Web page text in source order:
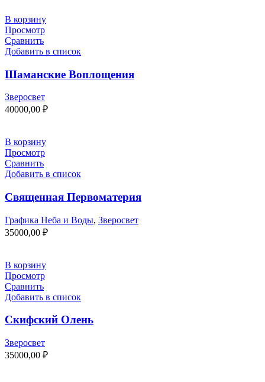
В корзину
Просмотр
Сравнить
Добавить в список
Шаманские Воплощения
Зверосвет
40000,00 ₽
В корзину
Просмотр
Сравнить
Добавить в список
Священная Первоматерия
Графика Неба и Воды, Зверосвет
35000,00 ₽
В корзину
Просмотр
Сравнить
Добавить в список
Скифский Олень
Зверосвет
35000,00 ₽